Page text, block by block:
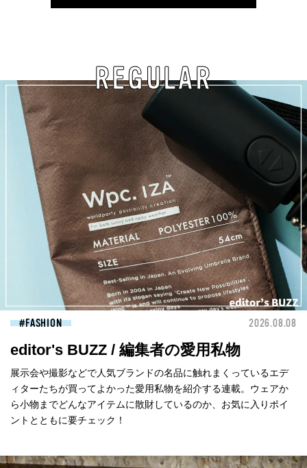
REGULAR
FASHION 2026.08.08
editor's BUZZ / 編集者の愛用私物
展示会や撮影などで人気ブランドの名品に触れまくっているエデ
ィターたちが買ってよかった愛用私物を紹介する連載。ウェアか
ら小物までどんなアイテムに散財しているのか、お気に入りポイ
ントとともに要チェック！